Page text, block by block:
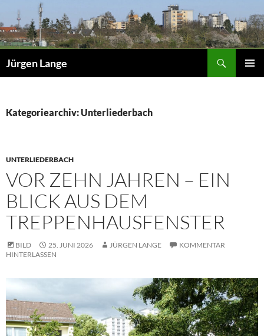
Inhalt
springen
Jürgen Lange
Kategoriearchiv: Unterliederbach
UNTERLIEDERBACH
VOR ZEHN JAHREN – EIN
BLICK AUS DEM
TREPPENHAUSFENSTER
BILD 25. JUNI 2026 JÜRGEN LANGE
KOMMENTAR
HINTERLASSEN